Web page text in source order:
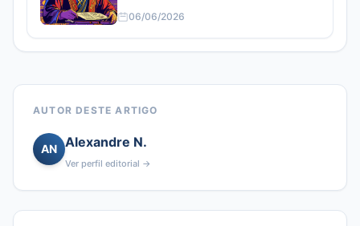
06/06/2026
AUTOR DESTE ARTIGO
AN Alexandre N.
Ver perfil editorial →